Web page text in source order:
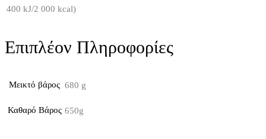
400 kJ/2 000 kcal)
Επιπλέον Πληροφορίες
Μεικτό βάρος 680 g
Καθαρό Βάρος 650g